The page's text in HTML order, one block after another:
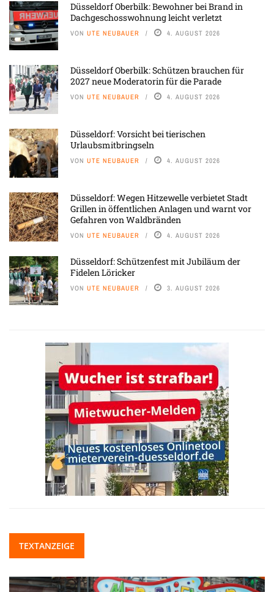
Düsseldorf Oberbilk: Bewohner bei Brand in
Dachgeschosswohnung leicht verletzt
VON UTE NEUBAUER 4. AUGUST 2026
Düsseldorf Oberbilk: Schützen brauchen für
2027 neue Moderatorin für die Parade
VON UTE NEUBAUER 4. AUGUST 2026
Düsseldorf: Vorsicht bei tierischen
Urlaubsmitbringseln
VON UTE NEUBAUER 4. AUGUST 2026
Düsseldorf: Wegen Hitzewelle verbietet Stadt
Grillen in öffentlichen Anlagen und warnt vor
Gefahren von Waldbränden
VON UTE NEUBAUER 4. AUGUST 2026
Düsseldorf: Schützenfest mit Jubiläum der
Fidelen Löricker
VON UTE NEUBAUER 3. AUGUST 2026
TEXTANZEIGE